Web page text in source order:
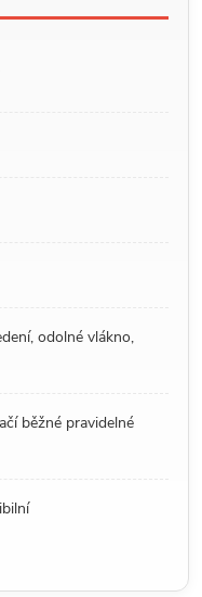
odolné vlákno,
běžné pravidelné